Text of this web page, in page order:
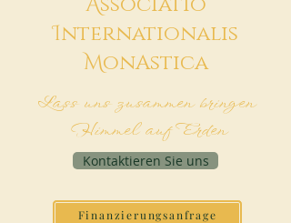
Internationalis
MonAstica
Lass uns zusammen bringen
Himmel auf Erden
Kontaktieren Sie uns
Finanzierungsanfrage